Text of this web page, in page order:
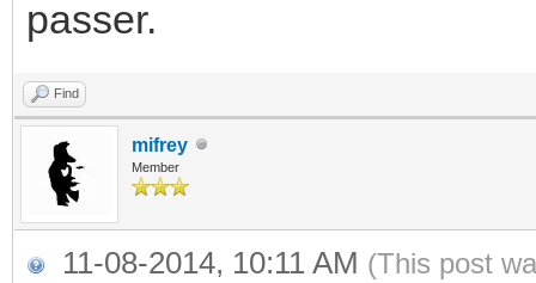
passer.
Find
mifrey
Member
11-08-2014, 10:11 AM (This post